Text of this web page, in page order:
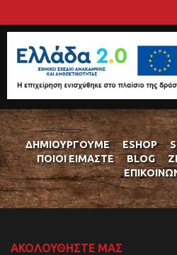
ΔΗΜΙΟΥΡΓΟΎΜΕ ESHOP
ΠΟΙΟΊ ΕΊΜΑΣΤΕ
BLOG
ΑΚΟΛΟΥΘΉΣΤΕ ΜΑΣ